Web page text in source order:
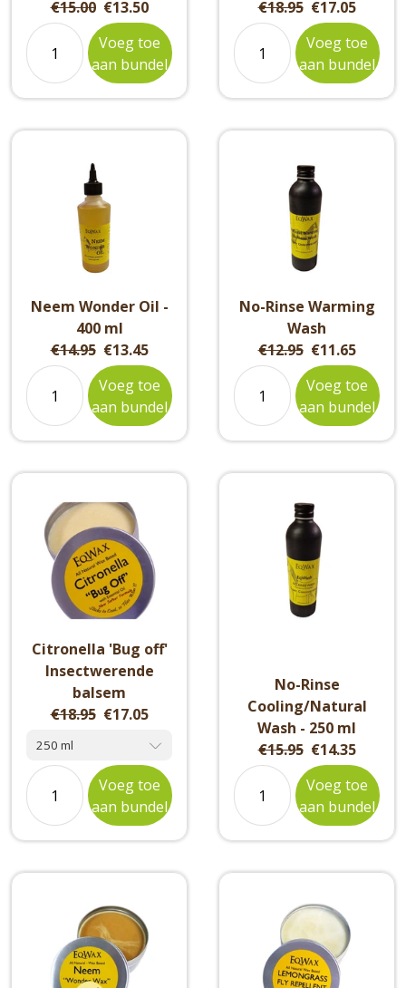
van de Detox poeder te maskeren indien nodig.
Original
price:
€15.00 Current
price:
€13.50
Voeg toe
aan bundel
Original
price:
€18.95 Current
price:
€17.05
Voeg toe
aan bundel
Neem Wonder Oil -
400 ml
Original
price:
€14.95 Current
price:
€13.45
Voeg toe
aan bundel
No-Rinse Warming
Wash
Original
price:
€12.95 Current
price:
€11.65
Voeg toe
aan bundel
Citronella 'Bug off'
Insectwerende
balsem
Original
€18.95 Current
€17.05
Voeg toe
aan bundel
No-Rinse
Cooling/Natural
Wash - 250 ml
Original
price:
€15.95 Current
price:
€14.35
Voeg toe
aan bundel